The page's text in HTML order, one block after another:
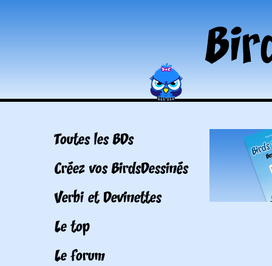
Toutes les BDs
Créez vos BirdsDessinés
Verbi et Devinettes
Le top
Le forum